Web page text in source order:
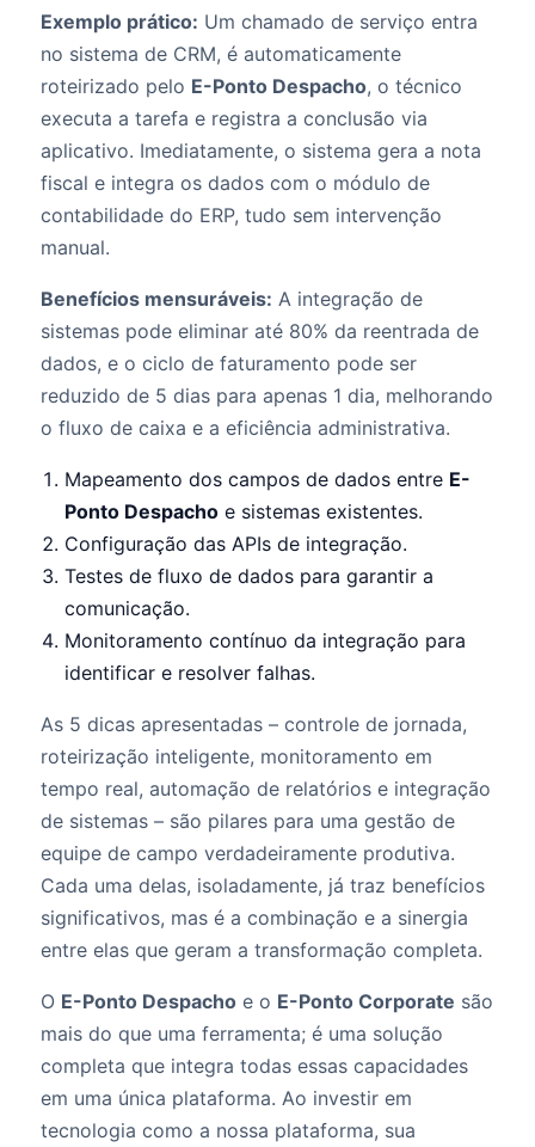
Exemplo prático: Um chamado de serviço entra
no sistema de CRM, é automaticamente
roteirizado pelo E-Ponto Despacho, o técnico
executa a tarefa e registra a conclusão via
aplicativo. Imediatamente, o sistema gera a nota
fiscal e integra os dados com o módulo de
contabilidade do ERP, tudo sem intervenção
manual.
Benefícios mensuráveis: A integração de
sistemas pode eliminar até 80% da reentrada de
dados, e o ciclo de faturamento pode ser
reduzido de 5 dias para apenas 1 dia, melhorando
o fluxo de caixa e a eficiência administrativa.
Mapeamento dos campos de dados entre E-
Ponto Despacho e sistemas existentes.
Configuração das APIs de integração.
Testes de fluxo de dados para garantir a
comunicação.
Monitoramento contínuo da integração para
identificar e resolver falhas.
As 5 dicas apresentadas – controle de jornada,
roteirização inteligente, monitoramento em
tempo real, automação de relatórios e integração
de sistemas – são pilares para uma gestão de
equipe de campo verdadeiramente produtiva.
Cada uma delas, isoladamente, já traz benefícios
significativos, mas é a combinação e a sinergia
entre elas que geram a transformação completa.
O E-Ponto Despacho e o E-Ponto Corporate são
mais do que uma ferramenta; é uma solução
completa que integra todas essas capacidades
em uma única plataforma. Ao investir em
tecnologia como a nossa plataforma, sua